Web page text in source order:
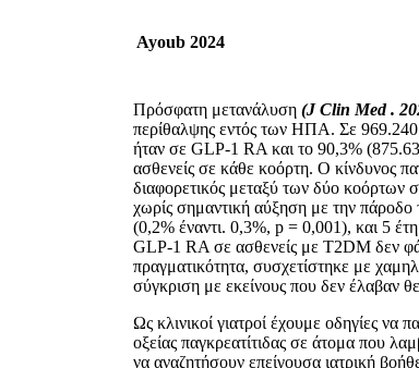
Ayoub 2024
Πρόσφατη μετανάλυση (J Clin Med.
περίθαλψης εντός των ΗΠΑ. Σε 969.240
ήταν σε GLP-1 RA και το 90,3%
ασθενείς σε κάθε κοόρτη. Ο κίνδυνος
διαφορετικός μεταξύ των δύο κοόρτων
χωρίς σημαντική αύξηση με την
(0,2% έναντι. 0,3%, p = 0,001), και 5
GLP-1 RA σε ασθενείς με T2DM δεν
πραγματικότητα, συσχετίστηκε με
σύγκριση με εκείνους που δεν έλαβαν
Ως κλινικοί γιατροί έχουμε οδηγίες
οξείας παγκρεατίτιδας σε άτομα που
να αναζητήσουν επείγουσα ιατρική